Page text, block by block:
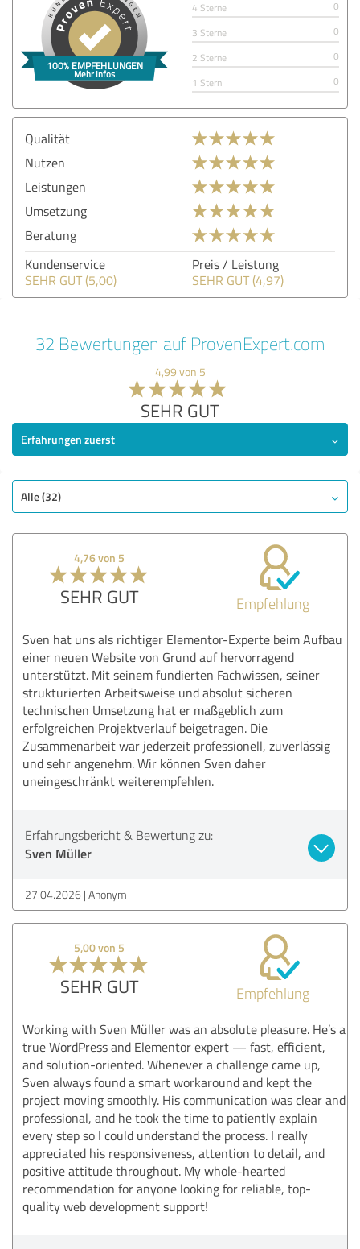
4 Sterne
0
3 Sterne
0
2 Sterne
0
1 Stern
0
Qualität
Nutzen
Leistungen
Umsetzung
Beratung
Kundenservice
SEHR GUT (5,00)
Preis / Leistung
SEHR GUT (4,97)
32 Bewertungen auf ProvenExpert.com
4,99 von 5
SEHR GUT
Erfahrungen zuerst
Alle (32)
4,76 von 5
SEHR GUT Empfehlung
Sven hat uns als richtiger Elementor-Experte beim Aufbau
einer neuen Website von Grund auf hervorragend
unterstützt. Mit seinem fundierten Fachwissen, seiner
strukturierten Arbeitsweise und absolut sicheren
technischen Umsetzung hat er maßgeblich zum
erfolgreichen Projektverlauf beigetragen. Die
Zusammenarbeit war jederzeit professionell, zuverlässig
und sehr angenehm. Wir können Sven daher
uneingeschränkt weiterempfehlen.
Erfahrungsbericht & Bewertung zu:
Sven Müller
27.04.2026 Anonym
5,00 von 5
SEHR GUT Empfehlung
Working with Sven Müller was an absolute pleasure. He’s a
true WordPress and Elementor expert — fast, efficient,
and solution-oriented. Whenever a challenge came up,
Sven always found a smart workaround and kept the
project moving smoothly. His communication was clear and
professional, and he took the time to patiently explain
every step so I could understand the process. I really
appreciated his responsiveness, attention to detail, and
positive attitude throughout. My whole-hearted
recommendation for anyone looking for reliable, top-
quality web development support!